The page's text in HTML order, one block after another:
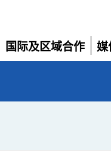
国际及区域合作
展
媒
展